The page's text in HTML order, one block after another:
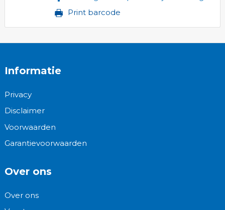
Print barcode
Informatie
Privacy
Disclaimer
Voorwaarden
Garantievoorwaarden
Over ons
Over ons